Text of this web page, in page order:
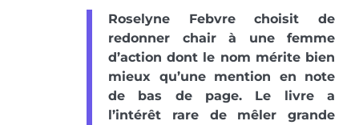
Roselyne Febvre choisit de
redonner chair à une femme
d’action dont le nom mérite bien
mieux qu’une mention en note
de bas de page. Le livre a
l’intérêt rare de mêler grande